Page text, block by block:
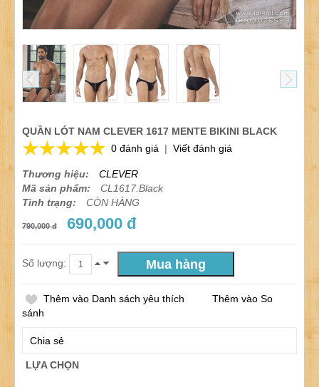
QUẦN LÓT NAM CLEVER 1617 MENTE BIKINI BLACK
0 đánh giá | Viết đánh giá
Thương hiệu:
CLEVER
Mã sản phẩm:
CL1617.Black
Tình trạng:
CÒN HÀNG
790,000 đ 690,000 đ
Số lượng:
Thêm vào Danh sách yêu thích
Thêm vào So
sánh
Chia sẻ
LỰA CHỌN